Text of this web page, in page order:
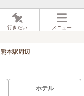
行きたい メニュー
熊本駅周辺
ホテル